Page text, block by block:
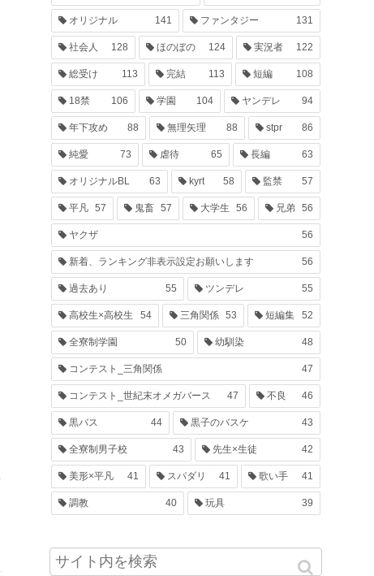
オリジナル 141 ファンタジー 131
社会人 128 ほのぼの 124 実況者 122
総受け 113 完結 113 短編 108
18禁 106 学園 104 ヤンデレ 94
年下攻め 88 無理矢理 88 stpr 86
純愛 73 虐待 65 長編 63
オリジナルBL 63 kyrt 58 監禁 57
平凡 57 鬼畜 57 大学生 56 兄弟 56
ヤクザ 56
新着、ランキング非表示設定お願いします 56
過去あり 55 ツンデレ 55
高校生×高校生 54 三角関係 53 短編集 52
全寮制学園 50 幼馴染 48
コンテスト_三角関係 47
コンテスト_世紀末オメガバース 47 不良 46
黒バス 44 黒子のバスケ 43
全寮制男子校 43 先生×生徒 42
美形×平凡 41 スパダリ 41 歌い手 41
調教 40 玩具 39